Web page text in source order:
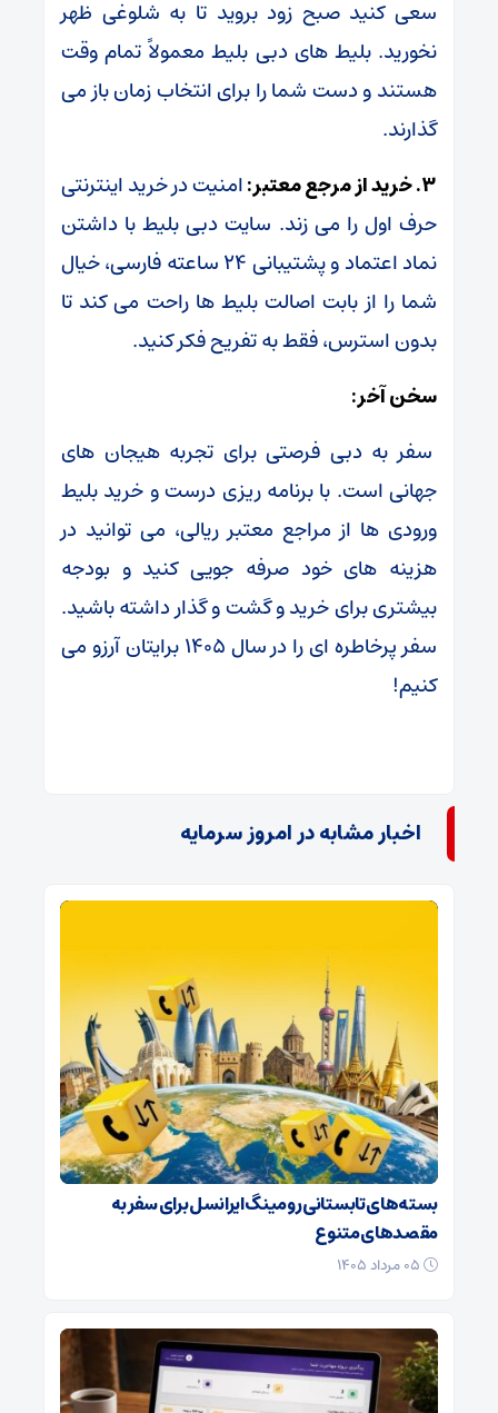
سعی کنید صبح زود بروید تا به شلوغی ظهر
نخورید. بلیط‌ های دبی بلیط معمولاً تمام وقت
هستند و دست شما را برای انتخاب زمان باز می
گذارند.
۳. خرید از مرجع معتبر:
امنیت در خرید اینترنتی
حرف اول را می زند. سایت دبی بلیط با داشتن
نماد اعتماد و پشتیبانی ۲۴ ساعته فارسی، خیال
شما را از بابت اصالت بلیط‌ ها راحت می کند تا
بدون استرس، فقط به تفریح فکر کنید.
سخن آخر:
سفر به دبی فرصتی برای تجربه هیجان‌ های
جهانی است. با برنامه‌ ریزی درست و خرید بلیط‌
ورودی ها از مراجع معتبر ریالی، می توانید در
هزینه‌ های خود صرفه‌ جویی کنید و بودجه
بیشتری برای خرید و گشت و گذار داشته باشید.
سفر پرخاطره‌ ای را در سال ۱۴۰۵ برایتان آرزو می
کنیم!
اخبار مشابه در امروز سرمایه
بسته‌های تابستانی رومینگ ایرانسل برای سفر به
مقصدهای متنوع